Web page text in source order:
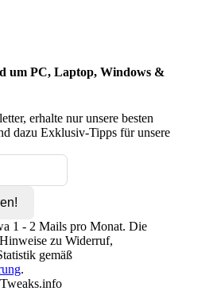
um PC, Laptop, Windows &
erhalte nur unsere besten
dazu Exklusiv-Tipps für unsere
1 - 2 Mails pro Monat. Die
zu Widerruf,
gemäß
.